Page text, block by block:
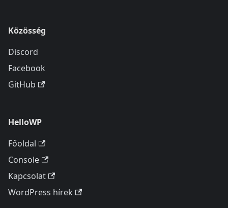
Közösség
Discord
Facebook
GitHub
HelloWP
Főoldal
Console
Kapcsolat
WordPress hírek